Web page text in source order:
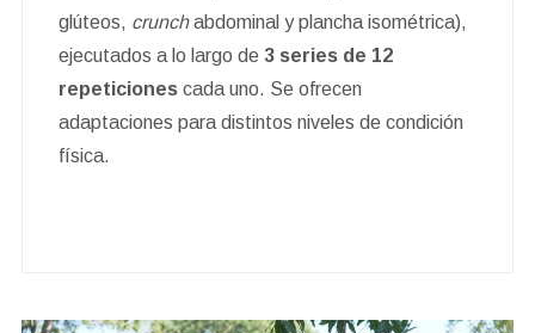
glúteos, crunchabdominal y plancha isométrica),
ejecutados a lo largo de 3 series de 12
repeticionescada uno. Se ofrecen
adaptaciones para distintos niveles de condición
física.